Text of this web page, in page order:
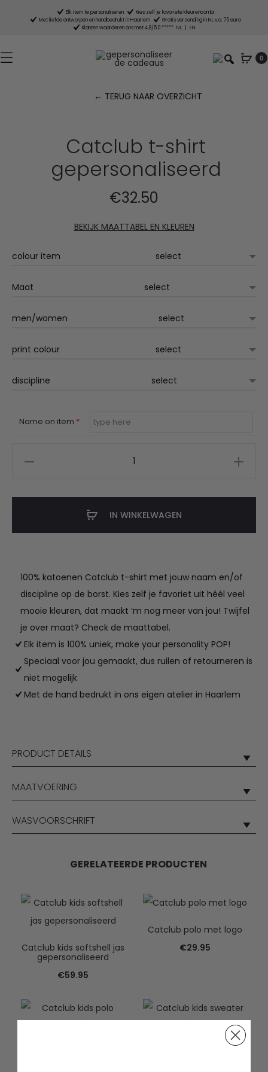
Elk item te personaliseren
Kies zelf je favoriete kleurencombi
Met liefde ontworpen en handbedrukt in Haarlem
Gratis verzending in NL v.a. 75 euro
Klanten waarderen ons met 4,8/5.0 ***** NL EN
0
← TERUG NAAR OVERZICHT
Catclub t-shirt
gepersonaliseerd
100% katoenen Catclub t-shirt met jouw naam en/of
discipline op de borst. Kies zelf je favoriet uit héél veel
mooie kleuren, dat maakt ‘m nog meer van jou! Twijfel
je over maat? Check de maattabel.
€32.50
Elk item is 100% uniek, make your personality POP!
Speciaal voor jou gemaakt, dus ruilen of retourneren is
niet mogelijk
Met de hand bedrukt in ons eigen atelier in Haarlem
BEKIJK MAATTABEL EN KLEUREN
colour item
Maat
men/women
print colour
discipline
Name on item *
IN WINKELWAGEN
PRODUCT DETAILS
MAATVOERING
WASVOORSCHRIFT
GERELATEERDE PRODUCTEN
Catclub kids softshell jas
gepersonaliseerd
€59.95
Catclub polo met logo
€29.95